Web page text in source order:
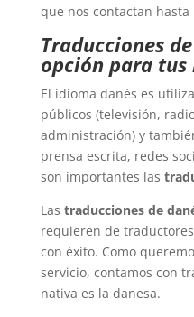
que nos contactan
Traducciones
opción para tus
El idioma danés es
públicos (televisión,
administración) y
prensa escrita, redes
son importantes las
Las traducciones de
requieren de
con éxito. Como
servicio, contamos con
nativa es la danesa.